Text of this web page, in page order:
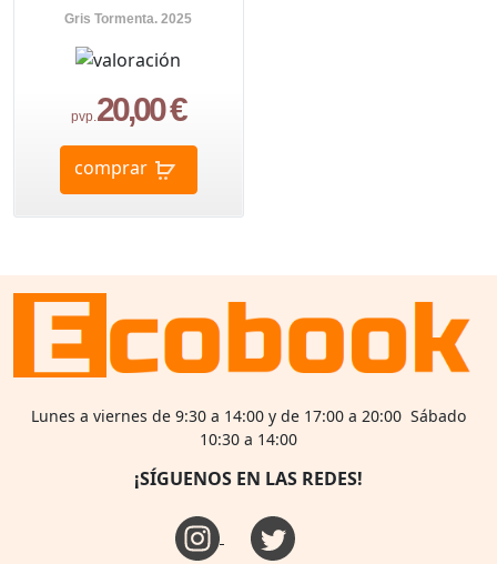
Gris Tormenta. 2025
pvp.20,00 €
comprar
Lunes a viernes de 9:30 a 14:00 y de 17:00 a 20:00 Sábado
10:30 a 14:00
¡SÍGUENOS EN LAS REDES!